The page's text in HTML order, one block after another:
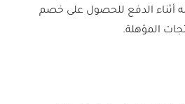
أثناء الدفع للحصول على خصم
المؤهلة.